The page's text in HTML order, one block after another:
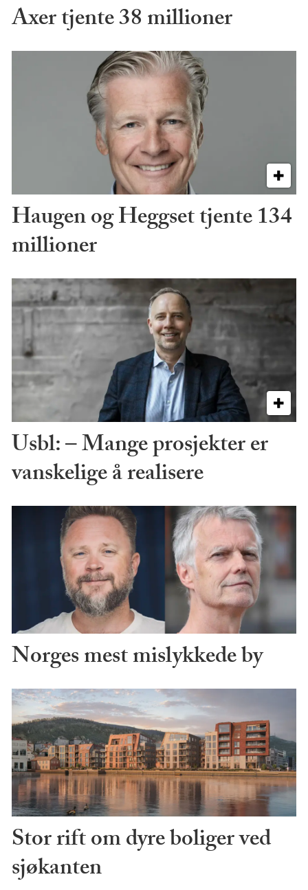
Axer tjente 38 millioner
Haugen og Heggset tjente 134
millioner
Usbl: – Mange prosjekter er
vanskelige å realisere
Norges mest mislykkede by
Stor rift om dyre boliger ved
sjøkanten